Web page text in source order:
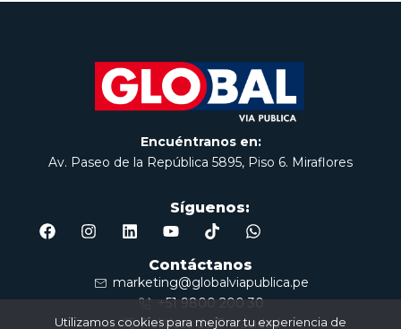
Encuéntranos en:
Av. Paseo de la República 5895, Piso 6. Miraflores
Síguenos:
Contáctanos
marketing@globalviapublica.pe
+51 9800 200 30
Politícas de Privacidad
Utilizamos cookies para mejorar tu experiencia de